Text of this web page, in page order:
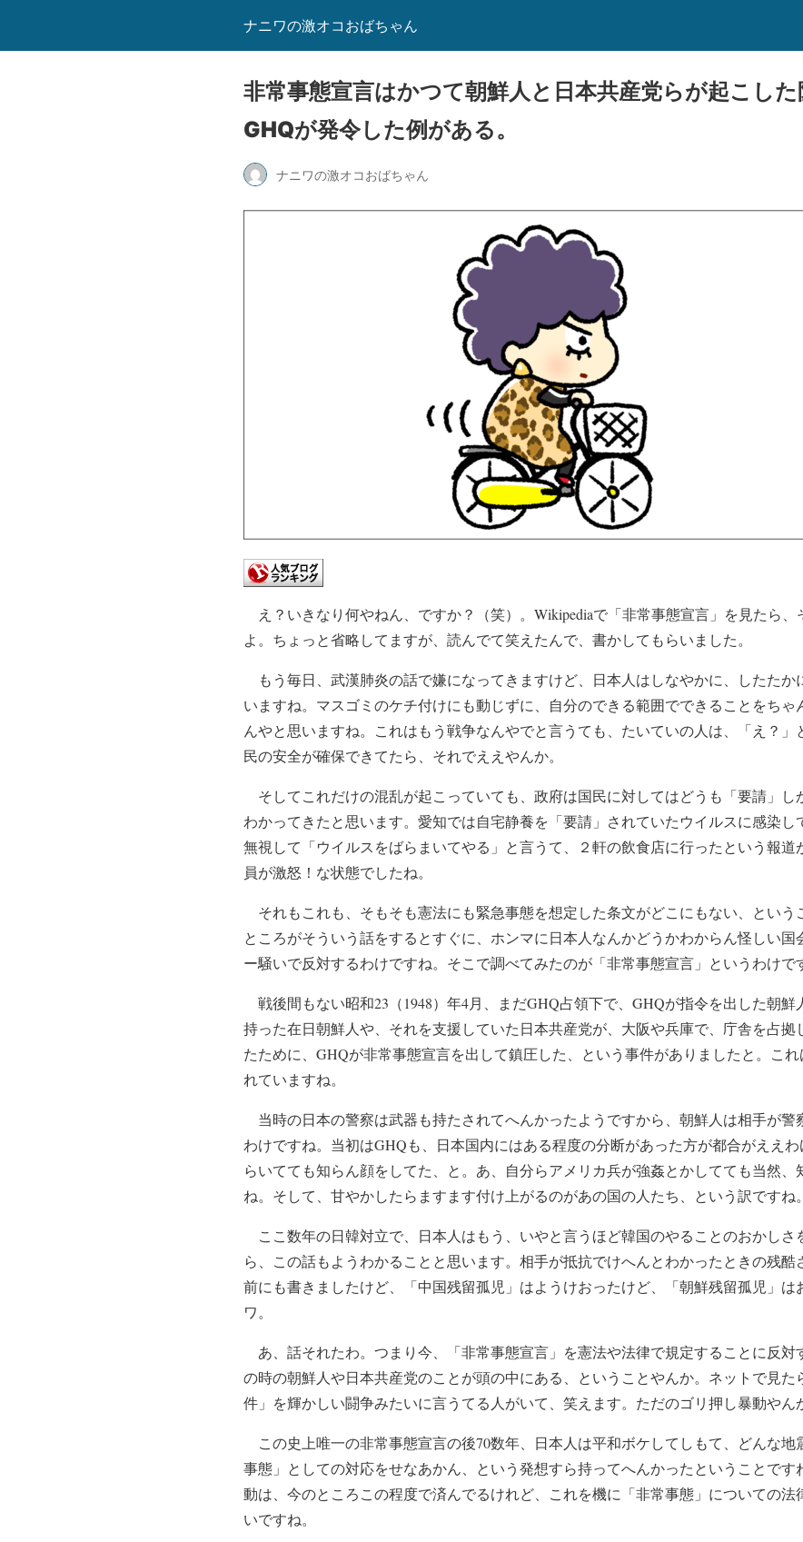
ナニワの激オコおばちゃん
非常事態宣言はかつて朝鮮人と日本共産党らが起こし
GHQが発令した例がある。
ナニワの激オコおばちゃん
え？いきなり何やねん、ですか？（笑）。Wikipediaで「非常事態宣言」を見たら、
よ。ちょっと省略してますが、読んでて笑えたんで、書かしてもらいました。
もう毎日、武漢肺炎の話で嫌になってきますけど、日本人はしなやかに、したたか
いますね。マスゴミのケチ付けにも動じずに、自分のできる範囲でできることをちゃ
んやと思いますね。これはもう戦争なんやでと言うても、たいていの人は、「え？」
民の安全が確保できてたら、それでええやんか。
そしてこれだけの混乱が起こっていても、政府は国民に対してはどうも「要請」し
わかってきたと思います。愛知では自宅静養を「要請」されていたウイルスに感染し
無視して「ウイルスをばらまいてやる」と言うて、２軒の飲食店に行ったという報道
員が激怒！な状態でしたね。
それもこれも、そもそも憲法にも緊急事態を想定した条文がどこにもない、という
ところがそういう話をするとすぐに、ホンマに日本人なんかどうかわからん怪しい国
ー騒いで反対するわけですね。そこで調べてみたのが「非常事態宣言」というわけで
戦後間もない昭和23（1948）年4月、まだGHQ占領下で、GHQが指令を出した朝鮮
持った在日朝鮮人や、それを支援していた日本共産党が、大阪や兵庫で、庁舎を占拠
たために、GHQが非常事態宣言を出して鎮圧した、という事件がありましたと。こ
れていますね。
当時の日本の警察は武器も持たされてへんかったようですから、朝鮮人は相手が警
わけですね。当初はGHQも、日本国内にはある程度の分断があった方が都合がええ
らいてても知らん顔をしてた、と。あ、自分らアメリカ兵が強姦とかしてても当然
ね。そして、甘やかしたらますます付け上がるのがあの国の人たち、という訳ですね。
ここ数年の日韓対立で、日本人はもう、いやと言うほど韓国のやることのおかしさ
ら、この話もようわかることと思います。相手が抵抗でけへんとわかったときの残酷
前にも書きましたけど、「中国残留孤児」はようけおったけど、「朝鮮残留孤児」は
ワ。
あ、話それたわ。つまり今、「非常事態宣言」を憲法や法律で規定することに反対
の時の朝鮮人や日本共産党のことが頭の中にある、ということやんか。ネットで見た
件」を輝かしい闘争みたいに言うてる人がいて、笑えます。ただのゴリ押し暴動やん
この史上唯一の非常事態宣言の後70数年、日本人は平和ボケしてしもて、どんな地
事態」としての対応をせなあかん、という発想すら持ってへんかったということです
動は、今のところこの程度で済んでるけれど、これを機に「非常事態」についての法
いですね。